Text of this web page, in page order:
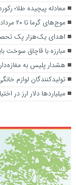
معادله پیچیده طلا؛
موج‌های گرما تا ۲۰ مرداد ادامه دارد
اهدای یک‌هزار پک
مبارزه با قاچاق سوخت
هشدار پلیس به
تولیدکنندگان لوازم
میلیارد‌ها دلار ارز در